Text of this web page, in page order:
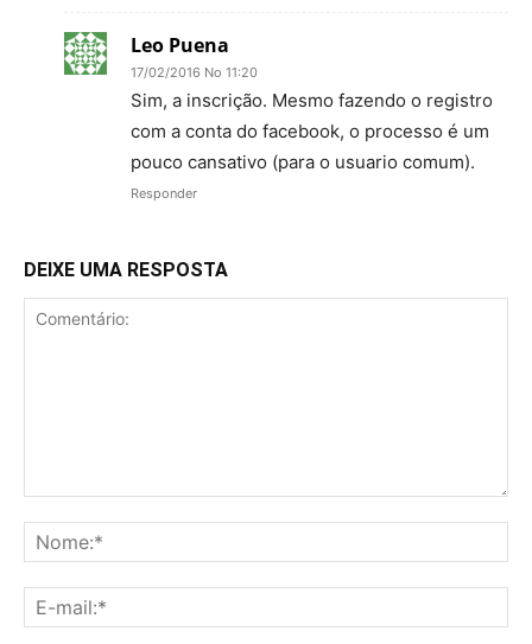
Leo Puena
17/02/2016 No 11:20
Sim, a inscrição. Mesmo fazendo o registro
com a conta do facebook, o processo é um
pouco cansativo (para o usuario comum).
Responder
DEIXE UMA RESPOSTA